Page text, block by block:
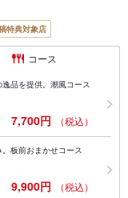
特典対象店
コース
品を提供。潮風コース
7,700円 （税込）
板前おまかせコース
9,900円 （税込）